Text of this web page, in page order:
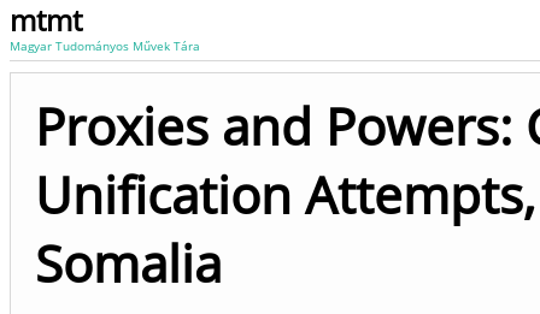
mtmt
Magyar Tudományos Művek Tára
Proxies and Powers:
Unification
Somalia